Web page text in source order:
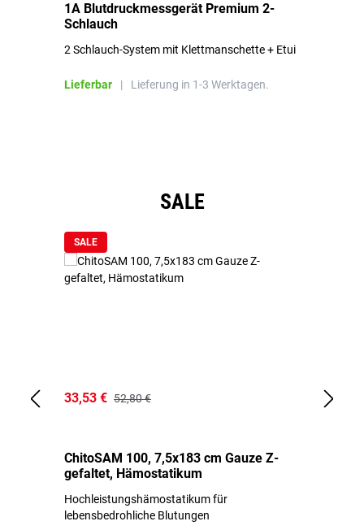
1A Blutdruckmessgerät Premium 2-
Schlauch
2 Schlauch-System mit Klettmanschette + Etui
Lieferbar | Lieferung in 1-3 Werktagen.
SALE
SALE
33,53 € 52,80 €
ChitoSAM 100, 7,5x183 cm Gauze Z-
gefaltet, Hämostatikum
Hochleistungshämostatikum für
lebensbedrohliche Blutungen